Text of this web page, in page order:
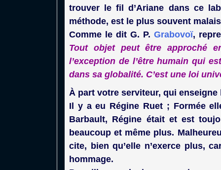
trouver le fil d’Ariane dans ce
méthode, est le plus souvent
Comme le dit G. P. Grabovoï,
Tout objet peut être approché
l’exception de l’être humain qui
dans sa globalité. C’est une loi
À part votre serviteur, qui
Il y a eu Régine Ruet ; Formée
Barbault, Régine était et est
beaucoup et même plus.
cite, bien qu’elle n’exerce plus,
hommage.